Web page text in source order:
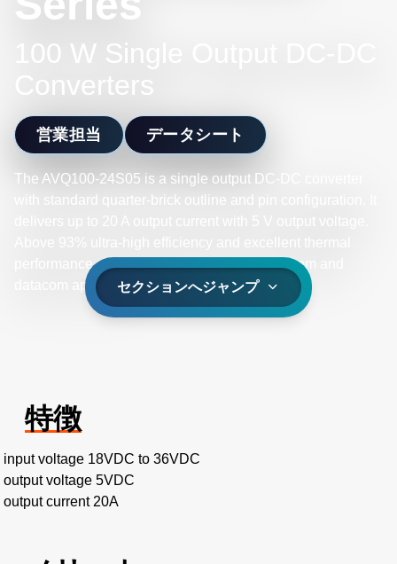
100 W Single Output DC-DC
Converters
営業担当 データシート
The AVQ100-24S05 is a single output DC-DC converter
with standard quarter-brick outline and pin configuration. It
performance makes it an ideal choice in telecom and
datacom application.セクションへジャンプ
特徴
input voltage 18VDC to 36VDC
output voltage 5VDC
output current 20A